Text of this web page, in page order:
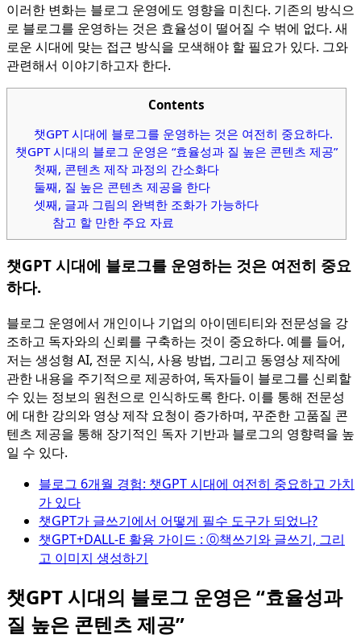
이러한 변화는 블로그 운영에도 영향을 미친다. 기존의 방식으
로 블로그를 운영하는 것은 효율성이 떨어질 수 벆에 없다. 새
로운 시대에 맞는 접근 방식을 모색해야 할 필요가 있다. 그와
관련해서 이야기하고자 한다.
Contents
챗GPT 시대에 블로그를 운영하는 것은 여전히 중요하다.
챗GPT 시대의 블로그 운영은 “효율성과 질 높은 콘텐츠 제공”
첫째, 콘텐츠 제작 과정의 간소화다
둘째, 질 높은 콘텐츠 제공을 한다
셋째, 글과 그림의 완벽한 조화가 가능하다
참고 할 만한 주요 자료
챗GPT 시대에 블로그를 운영하는 것은 여전히 중요
하다.
블로그 운영에서 개인이나 기업의 아이덴티티와 전문성을 강
조하고 독자와의 신뢰를 구축하는 것이 중요하다. 예를 들어,
저는 생성형 AI, 전문 지식, 사용 방법, 그리고 동영상 제작에
관한 내용을 주기적으로 제공하여, 독자들이 블로그를 신뢰할
수 있는 정보의 원천으로 인식하도록 한다. 이를 통해 전문성
에 대한 강의와 영상 제작 요청이 증가하며, 꾸준한 고품질 콘
텐츠 제공을 통해 장기적인 독자 기반과 블로그의 영향력을 높
일 수 있다.
블로그 6개월 경험: 챗GPT 시대에 여전히 중요하고 가치
가 있다
챗GPT가 글쓰기에서 어떻게 필수 도구가 되었나?
챗GPT+DALL-E 활용 가이드 : ⓪책쓰기와 글쓰기, 그리
고 이미지 생성하기
챗GPT 시대의 블로그 운영은 “효율성과
질 높은 콘텐츠 제공”